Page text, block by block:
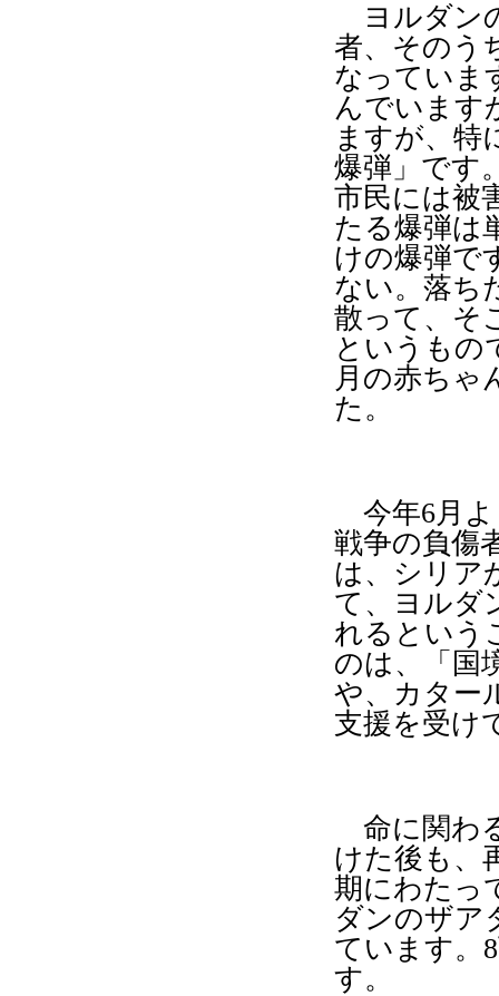
ヨルダン
者、そのう
なっていま
んでいます
ますが、特
爆弾」です
市民には被
たる爆弾は
けの爆弾で
ない。落ち
散って、そ
というもの
月の赤ちゃ
た。
今年6月
戦争の負傷
は、シリア
て、ヨルダ
れるという
のは、「国
や、カター
支援を受け
命に関わ
けた後も、
期にわたっ
ダンのザア
ています。 8
す。